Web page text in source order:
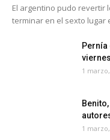
El argentino pudo revertir
terminar en el sexto lugar
1
1